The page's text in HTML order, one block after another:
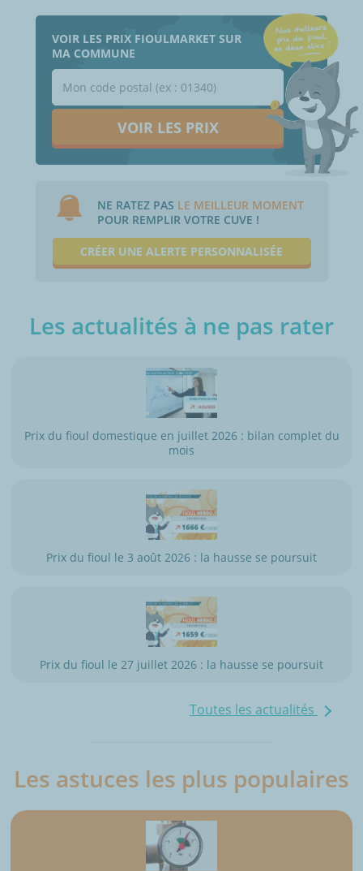
VOIR LES PRIX FIOULMARKET SUR
MA COMMUNE
VOIR LES PRIX
NE RATEZ PAS LE MEILLEUR MOMENT
POUR REMPLIR VOTRE CUVE !
CRÉER UNE ALERTE PERSONNALISÉE
Les actualités à ne pas rater
Prix du fioul domestique en juillet 2026 : bilan complet du
mois
Prix du fioul le 3 août 2026 : la hausse se poursuit
Prix du fioul le 27 juillet 2026 : la hausse se poursuit
Toutes les actualités
Les astuces les plus populaires